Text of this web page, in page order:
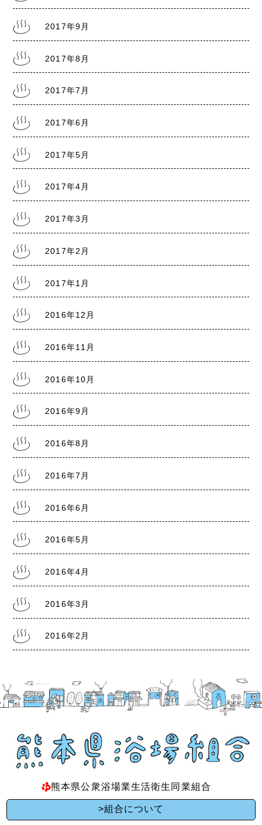
2017年9月
2017年8月
2017年7月
2017年6月
2017年5月
2017年4月
2017年3月
2017年2月
2017年1月
2016年12月
2016年11月
2016年10月
2016年9月
2016年8月
2016年7月
2016年6月
2016年5月
2016年4月
2016年3月
2016年2月
熊本県公衆浴場業生活衛生同業組合
>組合について